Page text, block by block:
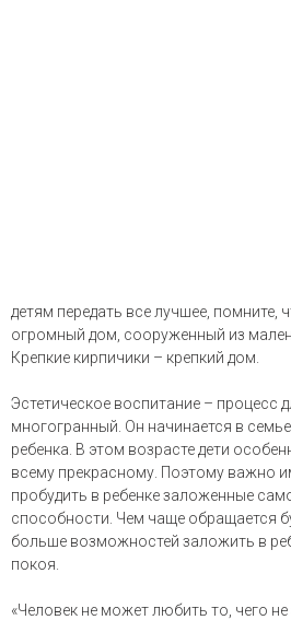
детям передать все лучшее, помните,
огромный дом, сооруженный из
Крепкие кирпичики – крепкий дом.
Эстетическое воспитание – процесс
многогранный. Он начинается в
ребенка. В этом возрасте дети
всему прекрасному. Поэтому важно
пробудить в ребенке заложенные
способности. Чем чаще обращается
больше возможностей заложить в
покоя.
«Человек не может любить то, чего не